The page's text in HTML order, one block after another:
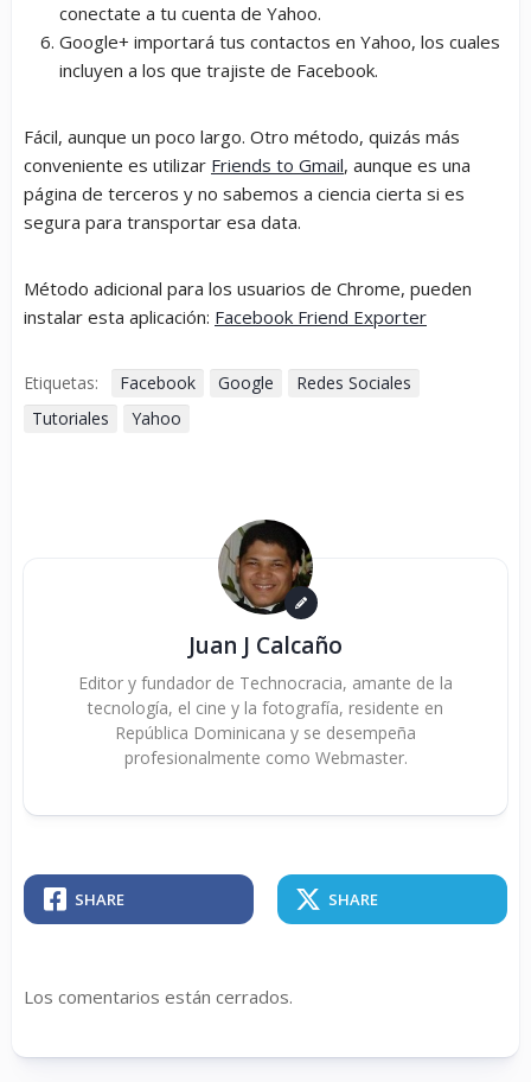
conectate a tu cuenta de Yahoo.
Google+ importará tus contactos en Yahoo, los cuales
incluyen a los que trajiste de Facebook.
Fácil, aunque un poco largo. Otro método, quizás más
conveniente es utilizar Friends to Gmail, aunque es una
página de terceros y no sabemos a ciencia cierta si es
segura para transportar esa data.
Método adicional para los usuarios de Chrome, pueden
instalar esta aplicación: Facebook Friend Exporter
Etiquetas: Facebook Google
Redes Sociales
Tutoriales
Yahoo
Juan J Calcaño
Editor y fundador de Technocracia, amante de la
tecnología, el cine y la fotografía, residente en
República Dominicana y se desempeña
profesionalmente como Webmaster.
SHARE SHARE
Los comentarios están cerrados.